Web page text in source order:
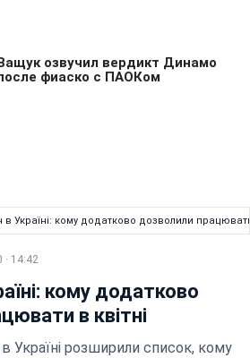
в Україні: кому додатково дозволили працювати
· 14:42
кому додатково
в квітні
Україні розширили список, кому